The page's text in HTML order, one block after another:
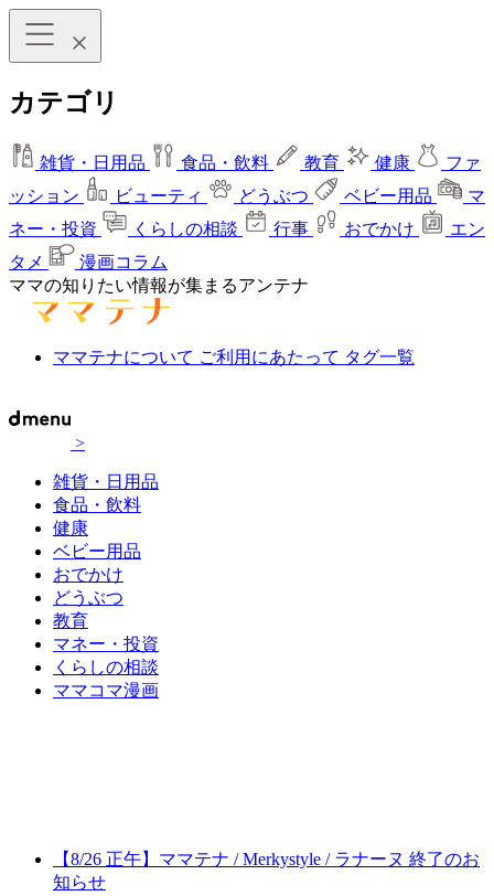
カテゴリ
雑貨・日用品 食品・飲料 教育 健康
ファ
ッション
ビューティ どうぶつ ベビー用品
マ
ネー・投資
くらしの相談 行事 おでかけ
エン
タメ
漫画コラム
ママの知りたい情報が集まるアンテナ
ママテナについて ご利用にあたって タグ一覧
>
雑貨・日用品
食品・飲料
健康
ベビー用品
おでかけ
どうぶつ
教育
マネー・投資
くらしの相談
ママコマ漫画
【8/26 正午】ママテナ / Merkystyle / ラナーヌ 終了のお
知らせ